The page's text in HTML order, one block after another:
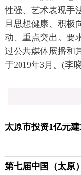
性强、艺术表现手
且思想健康、积极
动、重点突出。要
过公共媒体展播和
于2019年3月。(李
太原市投资1亿元
第七届中国（太原